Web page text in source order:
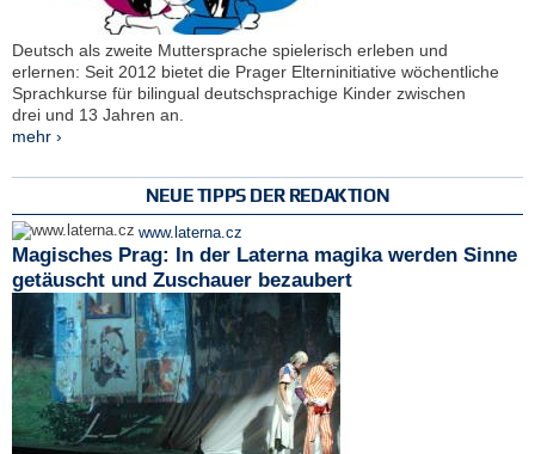
Deutsch als zweite Muttersprache spielerisch erleben und
erlernen: Seit 2012 bietet die Prager Elterninitiative wöchentliche
Sprachkurse für bilingual deutschsprachige Kinder zwischen
drei und 13 Jahren an.
mehr ›
NEUE TIPPS DER REDAKTION
www.laterna.cz
Magisches Prag: In der Laterna magika werden Sinne
getäuscht und Zuschauer bezaubert